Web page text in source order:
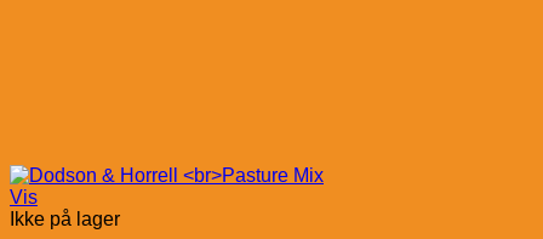
Vis
Ikke på lager